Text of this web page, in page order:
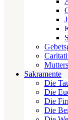
Sakramente
Die
Die
Die
Die